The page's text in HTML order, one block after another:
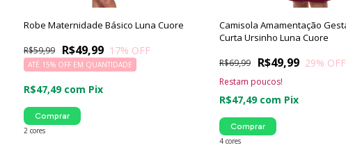
Robe Maternidade Básico Luna Cuore
R$49,99
R$59,99 17% OFF
ATÉ 15% OFF EM QUANTIDADE
R$47,49 com Pix
2 cores
Comprar
Camisola Amamentação
Curta Ursinho Luna Cuore
R$49,99
R$69,99 29% OFF
R$47,49 com Pix
Restam poucos!
4 cores
Comprar